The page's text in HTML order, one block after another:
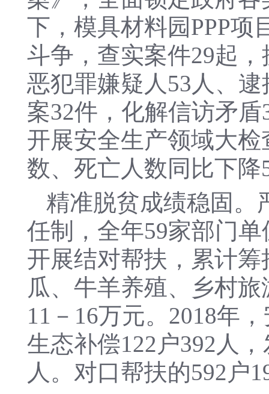
下，模具材料园PPP项
斗争，查实案件29起
恶犯罪嫌疑人53人、
案32件，化解信访矛
开展安全生产领域大
数、死亡人数同比下
精准脱贫成绩稳固。
任制，全年59家部门
开展结对帮扶，累计
瓜、牛羊养殖、乡村
11－16万元。2018年
生态补偿122户392人
人。对口帮扶的592户